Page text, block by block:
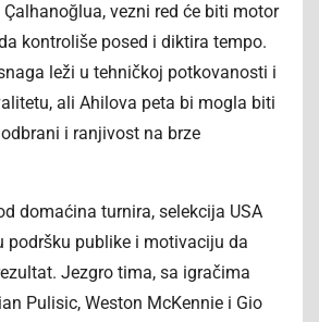
vezni red će biti motor
kontroliše posed i diktira tempo.
leži u tehničkoj potkovanosti i
ali Ahilova peta bi mogla biti
i ranjivost na brze
domaćina turnira, selekcija USA
podršku publike i motivaciju da
Jezgro tima, sa igračima
Pulisic, Weston McKennie i Gio